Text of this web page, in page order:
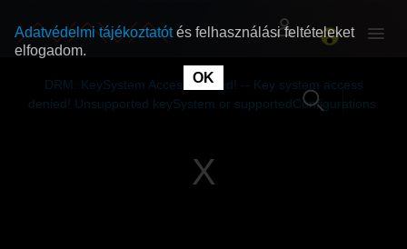
RÓLUNK
RÓLUNK
DRM: KeySystem Access Denied! -- Key system access
denied! Unsupported keySystem or supportedConfigurations.
Adatvédelmi tájékoztatótés felhasználási feltételeket
elfogadom.
OK